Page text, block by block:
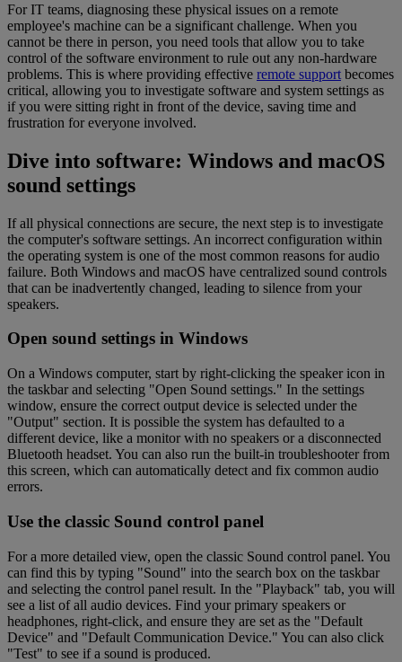
For IT teams, diagnosing these physical issues on a remote
employee's machine can be a significant challenge. When you
cannot be there in person, you need tools that allow you to take
control of the software environment to rule out any non-hardware
problems. This is where providing effective remote support becomes
critical, allowing you to investigate software and system settings as
if you were sitting right in front of the device, saving time and
frustration for everyone involved.
Dive into software: Windows and macOS
sound settings
If all physical connections are secure, the next step is to investigate
the computer's software settings. An incorrect configuration within
the operating system is one of the most common reasons for audio
failure. Both Windows and macOS have centralized sound controls
that can be inadvertently changed, leading to silence from your
speakers.
Open sound settings in Windows
On a Windows computer, start by right-clicking the speaker icon in
the taskbar and selecting "Open Sound settings." In the settings
window, ensure the correct output device is selected under the
"Output" section. It is possible the system has defaulted to a
different device, like a monitor with no speakers or a disconnected
Bluetooth headset. You can also run the built-in troubleshooter from
this screen, which can automatically detect and fix common audio
errors.
Use the classic Sound control panel
For a more detailed view, open the classic Sound control panel. You
can find this by typing "Sound" into the search box on the taskbar
and selecting the control panel result. In the "Playback" tab, you will
see a list of all audio devices. Find your primary speakers or
headphones, right-click, and ensure they are set as the "Default
Device" and "Default Communication Device." You can also click
"Test" to see if a sound is produced.